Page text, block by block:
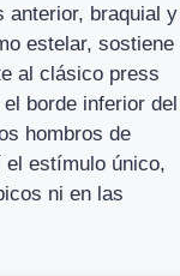
anterior, braquial y
estelar, sostiene
al clásico press
borde inferior del
hombros de
el estímulo único,
ni en las